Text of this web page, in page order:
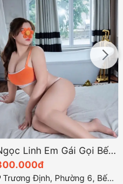
Ngọc Linh Em Gái Gọi Bến Tre Dịu Dàng
Trương Định, Phường 6, Bến Tre, Bến Tre